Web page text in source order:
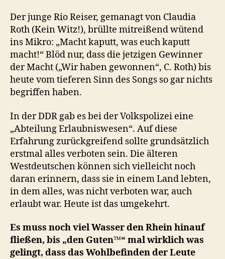
Der junge Rio Reiser, gemanagt von Claudia
Roth (Kein Witz!), brüllte mitreißend wütend
ins Mikro: „Macht kaputt, was euch kaputt
macht!“ Blöd nur, dass die jetzigen Gewinner
der Macht („Wir haben gewonnen“, C. Roth) bis
heute vom tieferen Sinn des Songs so gar nichts
begriffen haben.
In der DDR gab es bei der Volkspolizei eine
„Abteilung Erlaubniswesen“. Auf diese
Erfahrung zurückgreifend sollte grundsätzlich
erstmal alles verboten sein. Die älteren
Westdeutschen können sich vielleicht noch
daran erinnern, dass sie in einem Land lebten,
in dem alles, was nicht verboten war, auch
erlaubt war. Heute ist das umgekehrt.
Es muss noch viel Wasser den Rhein hinauf
fließen, bis „den Guten™“ mal wirklich was
gelingt, dass das Wohlbefinden der Leute